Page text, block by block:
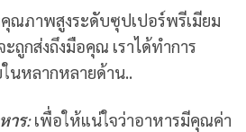
ณภาพสูงระดับซุปเปอร์พรีเมียม
ะถูกส่งถึงมือคุณ เราได้ทำการ
นหลากหลายด้าน..
าร:เพื่อให้แน่ใจว่าอาหารมีคุณค่า